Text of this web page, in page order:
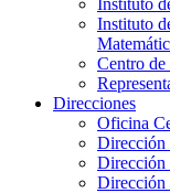
Instituto
Instituto
Centro de
Direcciones
Oficina
Dirección
Dirección
Dirección